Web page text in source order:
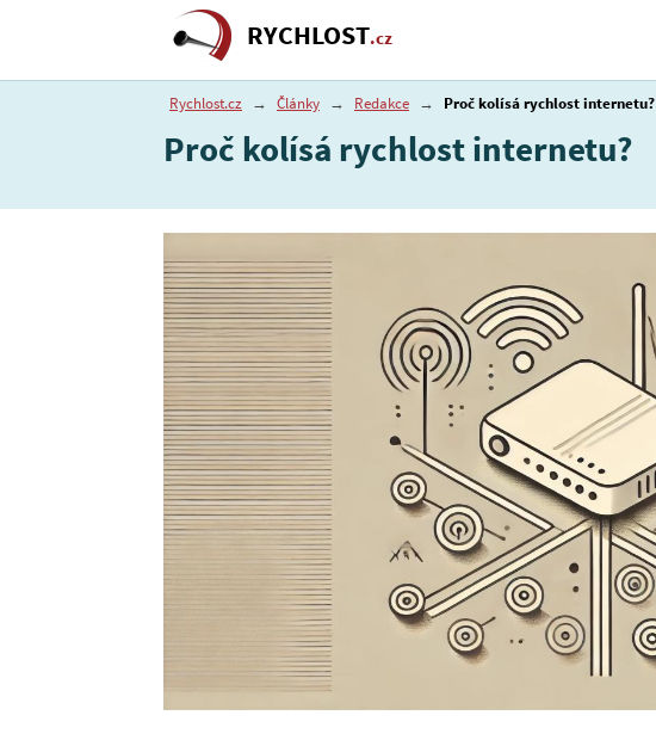
RYCHLOST.cz
Rychlost.cz → Články → Redakce → Proč kolísá rychlost internetu?
Proč kolísá rychlost internetu?